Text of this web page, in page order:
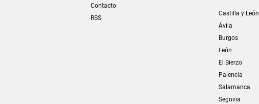
Contacto
RSS
Castilla y León
Ávila
Burgos
León
El Bierzo
Palencia
Salamanca
Segovia